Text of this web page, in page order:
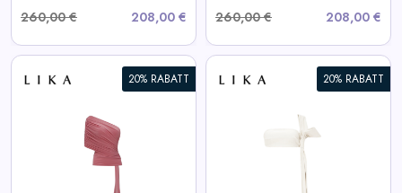
260,00 €
208,00 €
260,00 €
208,00 €
20% RABATT 20% RABATT
Weißes Lederoberteil
View All LIKA Deals